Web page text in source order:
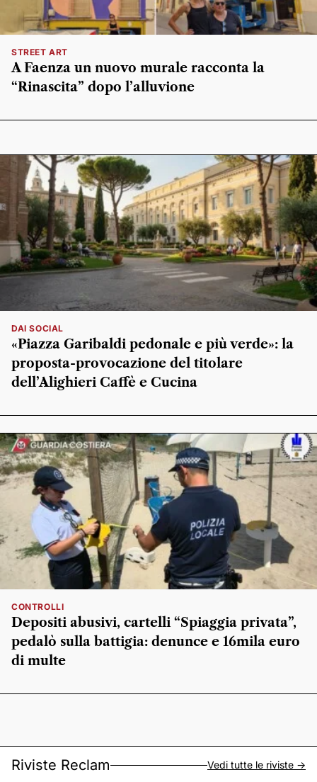
STREET ART
A Faenza un nuovo murale racconta la
“Rinascita” dopo l’alluvione
DAI SOCIAL
«Piazza Garibaldi pedonale e più verde»: la
proposta-provocazione del titolare
dell’Alighieri Caffè e Cucina
CONTROLLI
Depositi abusivi, cartelli “Spiaggia privata”,
pedalò sulla battigia: denunce e 16mila euro
di multe
Riviste Reclam Vedi tutte le riviste ->